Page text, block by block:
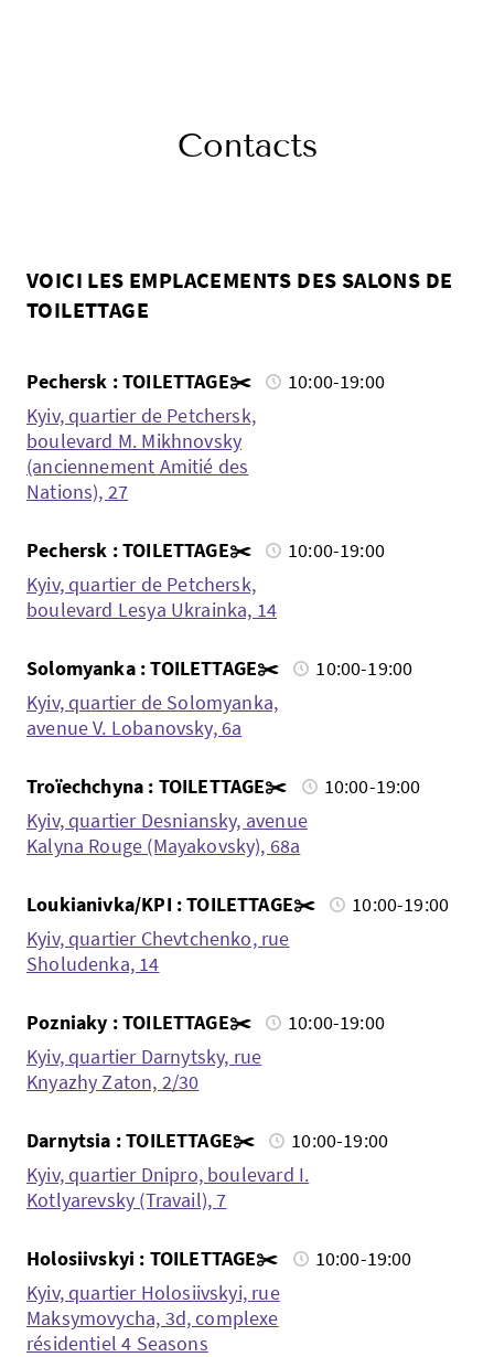
Contacts
VOICI LES EMPLACEMENTS DES SALONS DE
TOILETTAGE
Pechersk : TOILETTAGE✂️
10:00-19:00
Kyiv, quartier de Petchersk,
boulevard M. Mikhnovsky
(anciennement Amitié des
Nations), 27
Pechersk : TOILETTAGE✂️
10:00-19:00
Kyiv, quartier de Petchersk,
boulevard Lesya Ukrainka, 14
Solomyanka : TOILETTAGE✂️
10:00-19:00
Kyiv, quartier de Solomyanka,
avenue V. Lobanovsky, 6a
Troïechchyna : TOILETTAGE✂️
10:00-19:00
Kyiv, quartier Desniansky, avenue
Kalyna Rouge (Mayakovsky), 68a
Loukianivka/KPI : TOILETTAGE✂️
10:00-19:00
Kyiv, quartier Chevtchenko, rue
Sholudenka, 14
Pozniaky : TOILETTAGE✂️
10:00-19:00
Kyiv, quartier Darnytsky, rue
Knyazhy Zaton, 2/30
Darnytsia : TOILETTAGE✂️
10:00-19:00
Kyiv, quartier Dnipro, boulevard I.
Kotlyarevsky (Travail), 7
Holosiivskyi : TOILETTAGE✂️
10:00-19:00
Kyiv, quartier Holosiivskyi, rue
Maksymovycha, 3d, complexe
résidentiel 4 Seasons